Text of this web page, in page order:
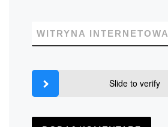
WITRYNA INTERNETOWA
Slide to verify